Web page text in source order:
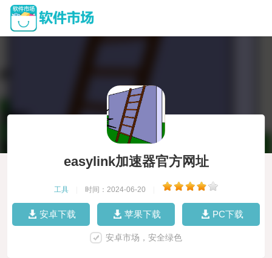
easylink加速器官方网址
工具 时间：2024-06-20
安卓下载 苹果下载 PC下载
安卓市场，安全绿色